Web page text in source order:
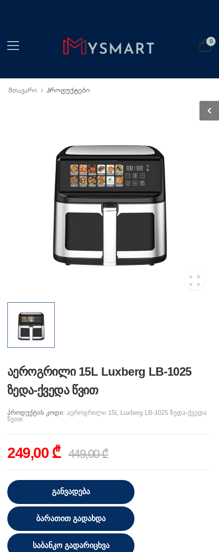
0
მთავარი პროდუქტები
აეროგრილი 15L Luxberg LB-1025
ზედა-ქვედა წვით
პროდუქტის კოდი: აეროგრილი 15L Luxberg LB-1025 ზედა-ქვედა
წვით
249,00 ₾ 449,00 ₾
ᲒᲐᲜᲕᲐᲓᲔᲑᲐ
ᲑᲐᲠᲐᲗᲘᲗ ᲒᲐᲓᲐᲮᲓᲐ
ᲡᲐᲑᲐᲜᲙᲝ ᲒᲐᲓᲐᲠᲘᲪᲮᲕᲐ